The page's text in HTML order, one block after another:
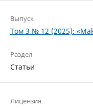
Выпуск
Том 3 № 12 (2025):
Раздел
Статьи
Лицензия